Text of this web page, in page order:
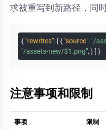
求被重写到新路径，同
{ "rewrites": [{ "source": "/
"/assets-new/$1.png", }] }
注意事项和限制
事项 限制